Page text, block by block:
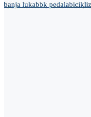
banja lukabbk pedala